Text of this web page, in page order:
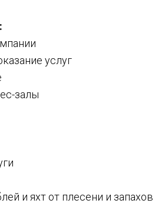
услуг
залы
и яхт от плесени и запахов